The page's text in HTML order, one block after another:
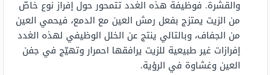
والقشرة. فوظيفة هذه الغدد تتمحور حول إفراز نوع خاصّ
من الزيت يمتزج بفعل رمش العين مع الدمع، فيحمي العين
من الجفاف، وبالتالي ينتج عن الخلل الوظيفي لهذه الغدد
إفرازات غير طبيعية للزيت يرافقها احمرار وتهيّج في جفن
العين وغشاوة في الرؤية.